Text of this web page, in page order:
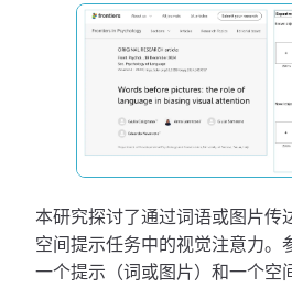
本研究探讨了通过词语或图片传
空间提示任务中的视觉注意力。
一个提示（词或图片）和一个空